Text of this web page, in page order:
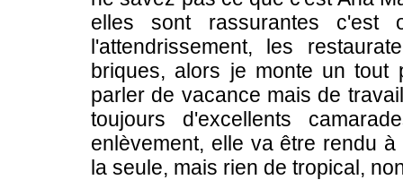
elles sont rassurantes
l'attendrissement, les
briques, alors je monte un
parler de vacance mais de
toujours d'excellents
enlèvement, elle va être rendu
la seule, mais rien de tropical,